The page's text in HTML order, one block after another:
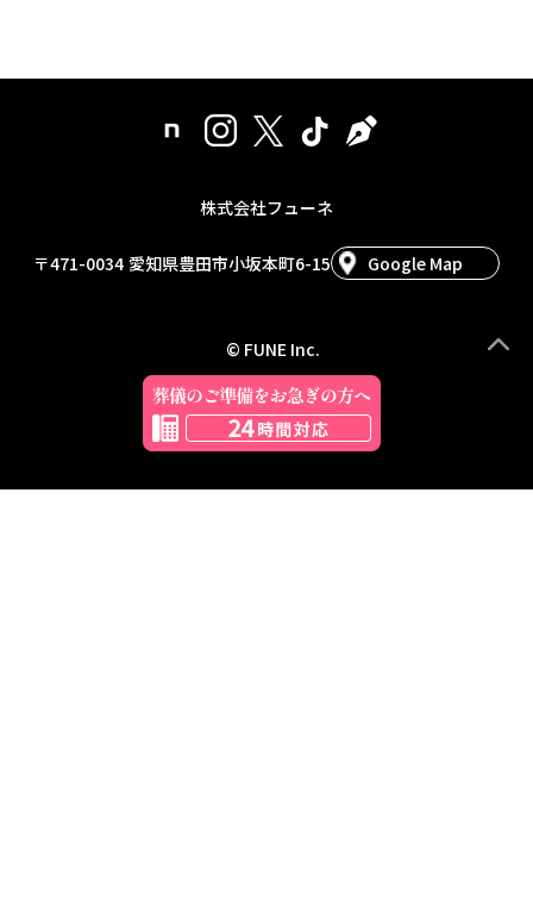
株式会社フューネ
〒471-0034 愛知県豊田市小坂本町6-15 Google Map
© FUNE Inc.